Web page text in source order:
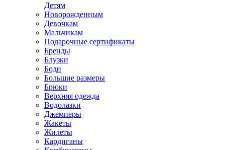
Детям
Новорожденным
Девочкам
Мальчикам
Подарочные сертификаты
Бренды
Блузки
Боди
Большие размеры
Брюки
Верхняя одежда
Водолазки
Джемперы
Жакеты
Жилеты
Кардиганы